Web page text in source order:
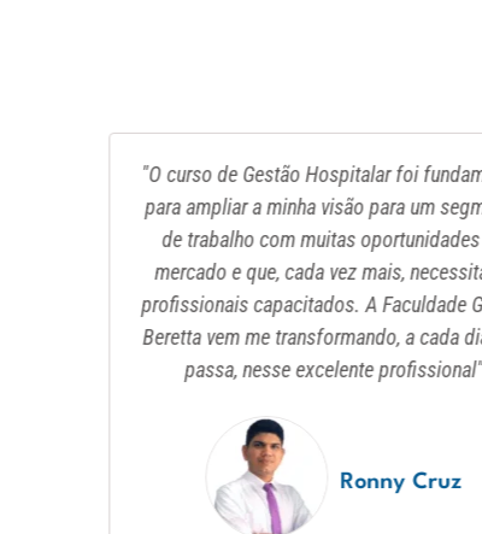
"O curso de Gestão Hospitalar foi
para ampliar a minha visão para um
de trabalho com muitas
mercado e que, cada vez mais,
profissionais capacitados. A Faculdade
Beretta vem me transformando, a cada
passa, nesse excelente
Ronny Cruz